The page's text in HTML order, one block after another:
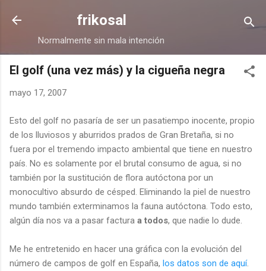
Ir al contenido principal
frikosal
Normalmente sin mala intención
El golf (una vez más) y la cigueña negra
mayo 17, 2007
Esto del golf no pasaría de ser un pasatiempo inocente, propio
de los lluviosos y aburridos prados de Gran Bretaña, si no
fuera por el tremendo impacto ambiental que tiene en nuestro
país. No es solamente por el brutal consumo de agua, si no
también por la sustitución de flora autóctona por un
monocultivo absurdo de césped. Eliminando la piel de nuestro
mundo también exterminamos la fauna autóctona. Todo esto,
algún día nos va a pasar factura a todos, que nadie lo dude.
Me he entretenido en hacer una gráfica con la evolución del
número de campos de golf en España, los datos son de aquí.